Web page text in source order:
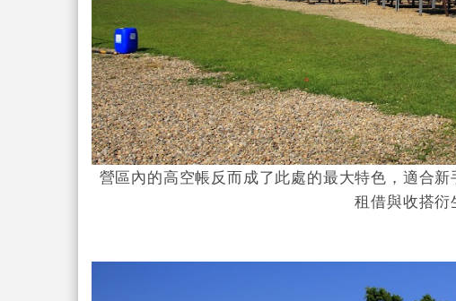
營區內的高空帳反而成了此處的最大特色，適合
租借與收搭衍